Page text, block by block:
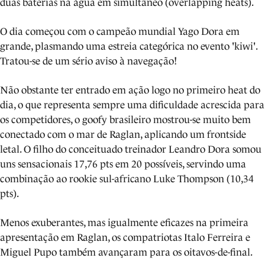
duas baterias na água em simultâneo (overlapping heats).
O dia começou com o campeão mundial Yago Dora em
grande, plasmando uma estreia categórica no evento 'kiwi'.
Tratou-se de um sério aviso à navegação!
Não obstante ter entrado em ação logo no primeiro heat do
dia, o que representa sempre uma dificuldade acrescida para
os competidores, o goofy brasileiro mostrou-se muito bem
conectado com o mar de Raglan, aplicando um frontside
letal. O filho do conceituado treinador Leandro Dora somou
uns sensacionais 17,76 pts em 20 possíveis, servindo uma
combinação ao rookie sul-africano Luke Thompson (10,34
pts).
Menos exuberantes, mas igualmente eficazes na primeira
apresentação em Raglan, os compatriotas Italo Ferreira e
Miguel Pupo também avançaram para os oitavos-de-final.